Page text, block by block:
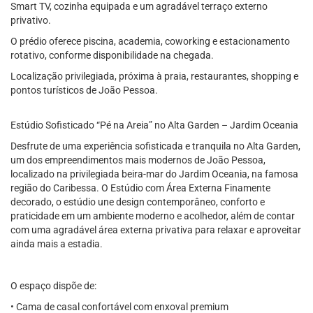
Smart TV, cozinha equipada e um agradável terraço externo
privativo.
O prédio oferece piscina, academia, coworking e estacionamento
rotativo, conforme disponibilidade na chegada.
Localização privilegiada, próxima à praia, restaurantes, shopping e
pontos turísticos de João Pessoa.
Estúdio Sofisticado “Pé na Areia” no Alta Garden – Jardim Oceania
Desfrute de uma experiência sofisticada e tranquila no Alta Garden,
um dos empreendimentos mais modernos de João Pessoa,
localizado na privilegiada beira-mar do Jardim Oceania, na famosa
região do Caribessa. O Estúdio com Área Externa Finamente
decorado, o estúdio une design contemporâneo, conforto e
praticidade em um ambiente moderno e acolhedor, além de contar
com uma agradável área externa privativa para relaxar e aproveitar
ainda mais a estadia.
O espaço dispõe de:
• Cama de casal confortável com enxoval premium